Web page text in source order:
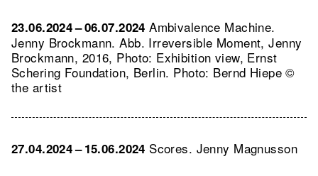
23.06.2024 – 06.07.2024Ambivalence Machine.
Jenny Brockmann.Abb. Irreversible Moment, Jenny
Brockmann, 2016, Photo: Exhibition view, Ernst
Schering Foundation, Berlin. Photo: Bernd Hiepe ©
the artist
27.04.2024 – 15.06.2024 Scores. Jenny Magnusson